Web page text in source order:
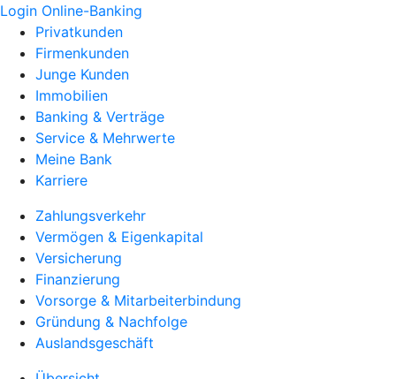
Login Online-Banking
Privatkunden
Firmenkunden
Junge Kunden
Immobilien
Banking & Verträge
Service & Mehrwerte
Meine Bank
Karriere
Zahlungsverkehr
Vermögen & Eigenkapital
Versicherung
Finanzierung
Vorsorge & Mitarbeiterbindung
Gründung & Nachfolge
Auslandsgeschäft